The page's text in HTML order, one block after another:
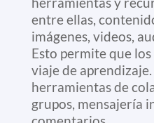
entre ellas,
imágenes, videos,
Esto permite que
viaje de
herramientas de
grupos, mensajería